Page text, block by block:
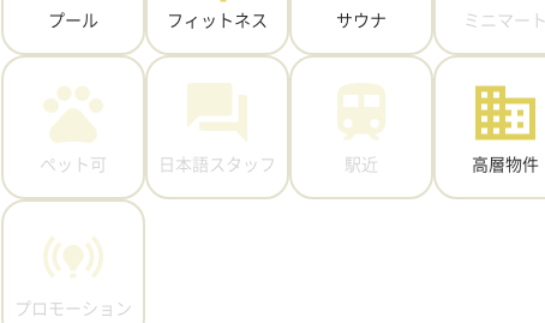
プール フィットネス サウナ ミニマート
ペット可 日本語スタッフ 駅近 高層物件
プロモーション